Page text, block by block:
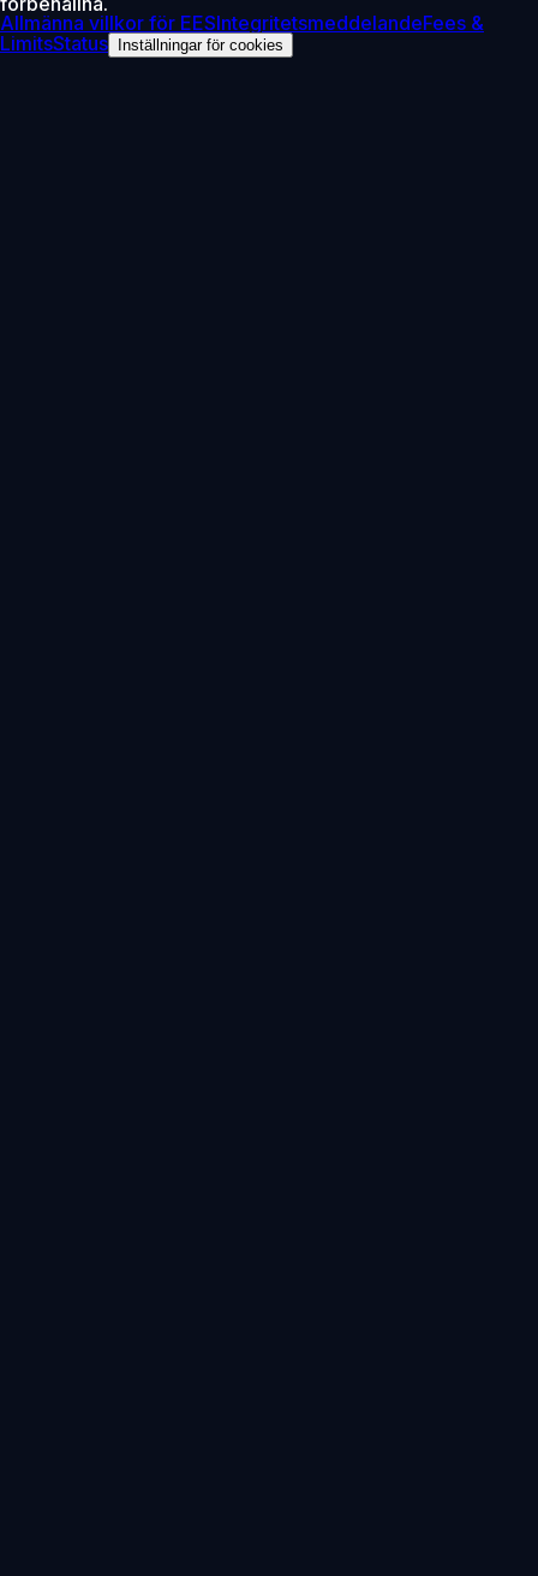
Allmänna villkor för EESIntegritetsmeddelandeFees &
LimitsStatus Inställningar för cookies